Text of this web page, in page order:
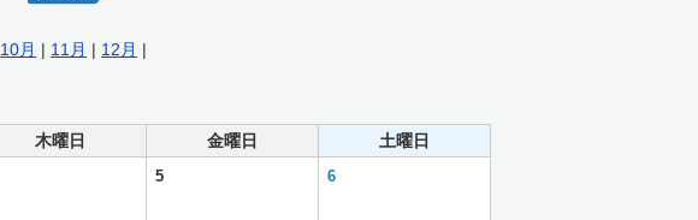
10月 | 11月 | 12月 |
木曜日 金曜日 土曜日
5 6